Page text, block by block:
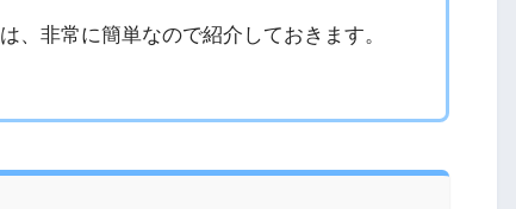
は、非常に簡単なので紹介しておきます。